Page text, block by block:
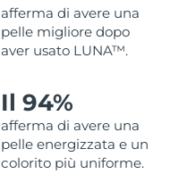
afferma di avere una
pelle migliore dopo
aver usato LUNA™.
Il 94%
afferma di avere una
pelle energizzata e un
colorito più uniforme.
Consegna stimata8/15/26
Consegna stimata 8/13/26
Consegna stimata
Consegna stimata8/14/26